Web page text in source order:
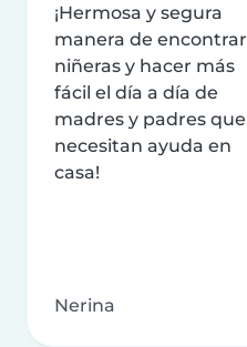
¡Hermosa y segura
manera de encontrar
niñeras y hacer más
fácil el día a día de
madres y padres que
necesitan ayuda en
casa!
Nerina